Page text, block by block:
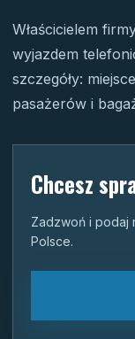
Właścicielem
wyjazdem
szczegóły:
pasażerów i
Chcesz
Zadzwoń i podaj
Polsce.